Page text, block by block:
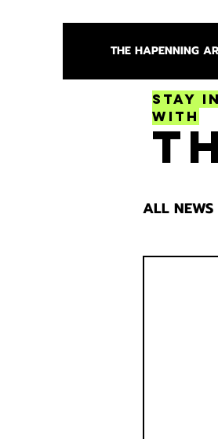
THE HAPENNING
Stay
With
ALL NEWS